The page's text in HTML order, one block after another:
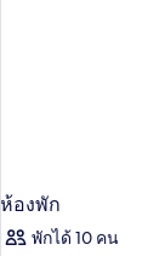
ห้องพัก
พักได้ 10 คน